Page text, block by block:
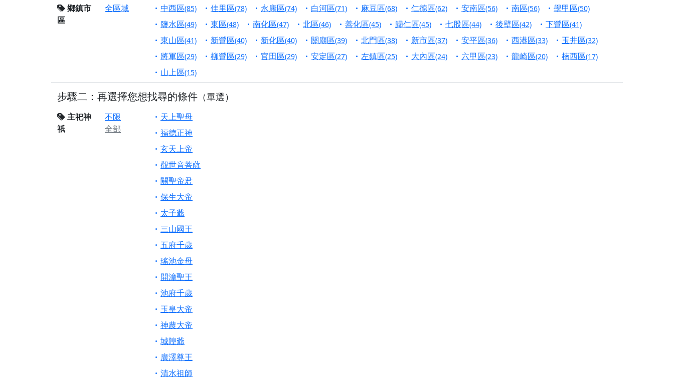
【新北貢寮 南極玉明殿】中元普渡大法會，誠摯歡迎十方善信大德隨喜贊普，為祖先親眷祈求安息，也為自身與家人累積福德、種
下善緣。
【桃園慈善宮(天公廟)】中元普渡交給專業的來，省時省力又積福！「玉皇大帝 大天尊」 親自坐鎮主法！幫你累積的功德福報自然
是「超級加倍」！
【台北北投 福慶宮】慶讚中元普渡法會，誠摯邀請十方善信大德，一同回到北投土地公埔，祈願闔家平安、地方祥和、福運綿長。
【桃園龜山 慈恩宮】瑤池金母聖誕祝壽盛典，邀請十方善信大德蒞臨參香祝壽，同沐母娘慈光，共祈平安吉祥
【桃園龜山 慈恩宮】丙午年慶讚中元普渡法會，正是讓我們用善念與功德，迴向冥陽兩利、闔家平安的殊勝因緣。
【新北八里 紫德宮】丙午年中元普渡讚普超薦法會，普施眾生・慎終追遠・廣植福田
【台北北投金虎爺會】父親節陪爸爸一起闖關趣，邀請大小朋友一起留下珍貴的家庭回憶
【新北八里 紫德宮】父親節奉茶感恩活動，一杯茶，一份心意；一句感謝，一生難忘。
【桃園新屋 深圳玄天宮】農曆七月擴大犒軍科儀，吉祥月不只有普渡祈福，也有一份感謝守護的虔誠心意
【桃園新屋 深圳玄天宮】七娘媽聖誕祝壽慶典，誠摯邀請十方善信大德攜家帶眷前來參香，共同向七娘媽祝壽祈福
【桃園慈善宮(天公廟)】虎爺元帥 開光大典，祈求虎爺神威護持，庇佑闔家平安、財運亨通、事業順遂、百邪退散。
歡迎友廟長官、小編加入我們LINE官方帳號，讓我們協助您的廟宇推廣。
歡迎信眾分享您前往廟宇的參拜體驗，推廣您的信仰
鄉鎮市
區
全區域 中西區(85) 佳里區(78) 永康區(74) 白河區(71) 麻豆區(68) 仁德區(62) 安南區(56) 南區(56) 學甲區(50)
鹽水區(49) 東區(48) 南化區(47) 北區(46) 善化區(45) 歸仁區(45) 七股區(44) 後壁區(42) 下營區(41)
東山區(41) 新營區(40) 新化區(40) 關廟區(39) 北門區(38) 新市區(37) 安平區(36) 西港區(33) 玉井區(32)
將軍區(29) 柳營區(29) 官田區(29) 安定區(27) 左鎮區(25) 大內區(24) 六甲區(23) 龍崎區(20) 楠西區(17)
山上區(15)
步驟二：再選擇您想找尋的條件 （單選）
主祀神
祇
不限
全部
天上聖母
福德正神
玄天上帝
觀世音菩薩
關聖帝君
保生大帝
太子爺
三山國王
五府千歲
瑤池金母
開漳聖王
池府千歲
玉皇大帝
神農大帝
城隍爺
廣澤尊王
清水祖師